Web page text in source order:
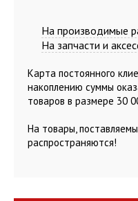
На производимые
На запчасти и
Карта постоянного
накоплению суммы
товаров в размере 30
На товары,
распространяются!